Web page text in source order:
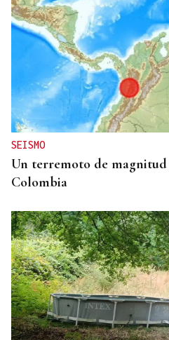
Hermosa y
SEISMO
Un terremoto de magnitud
Colombia